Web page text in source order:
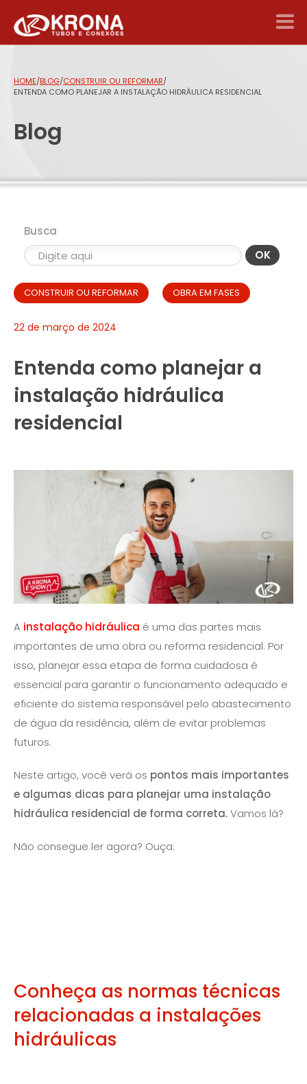
HOME/BLOG/CONSTRUIR OU REFORMAR/
ENTENDA COMO PLANEJAR A INSTALAÇÃO HIDRÁULICA RESIDENCIAL
Blog
Busca
OK
CONSTRUIR OU REFORMAR OBRA EM FASES
22 de março de 2024
Entenda como planejar a
instalação hidráulica
residencial
A instalação hidráulica é uma das partes mais
importantes de uma obra ou reforma residencial. Por
isso, planejar essa etapa de forma cuidadosa é
essencial para garantir o funcionamento adequado e
eficiente do sistema responsável pelo abastecimento
de água da residência, além de evitar problemas
futuros.
Neste artigo, você verá os pontos mais importantes
e algumas dicas para planejar uma instalação
hidráulica residencial de forma correta.Vamos lá?
Não consegue ler agora? Ouça:
Conheça as normas técnicas
relacionadas a instalações
hidráulicas